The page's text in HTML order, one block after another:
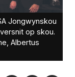
Jongwynskou
op skou.
Albertus